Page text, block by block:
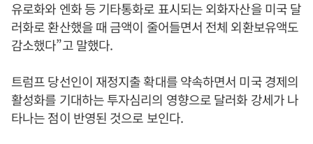
유로화와 엔화 등 기타통화로 표시되는 외화자산을 미국 달
러화로 환산했을 때 금액이 줄어들면서 전체 외환보유액도
감소했다”고 말했다.
트럼프 당선인이 재정지출 확대를 약속하면서 미국 경제의
활성화를 기대하는 투자심리의 영향으로 달러화 강세가 나
타나는 점이 반영된 것으로 보인다.